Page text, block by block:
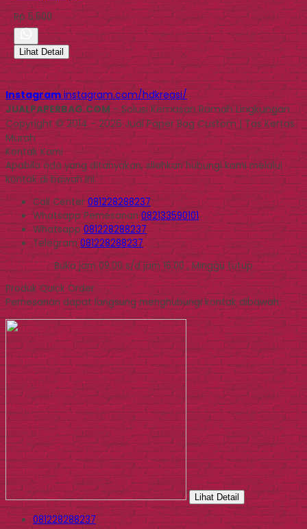
Rp 5.500
Lihat Detail
Instagram instagram.com/hdkreasi/
JUALPAPERBAG.COM- Solusi Kemasan Ramah Lingkungan
Copyright © 2014 - 2026 Jual Paper Bag Custom | Tas Kertas
Murah
Kontak Kami
Apabila ada yang ditanyakan, silahkan hubungi kami melalui
kontak di bawah ini.
Call Center081228288237
WhatsappPemesanan 082133590101
Whatsapp081228288237
Telegram081228288237
Buka jam 09.00 s/d jam 16.00 , Minggu tutup
Produk Quick Order
Pemesanan dapat langsung menghubungi kontak dibawah:
Lihat Detail
081228288237